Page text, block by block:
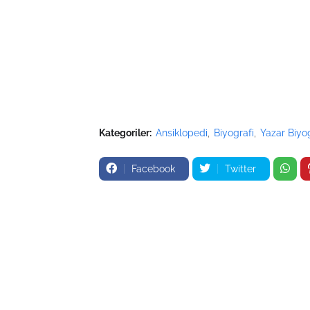
Kategoriler: Ansiklopedi Biyografi Yazar
Facebook Twitter